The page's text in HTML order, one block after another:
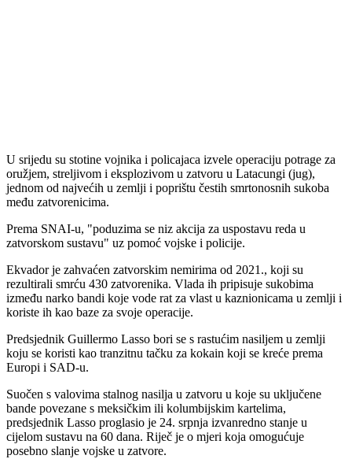
U srijedu su stotine vojnika i policajaca izvele operaciju potrage za
oružjem, streljivom i eksplozivom u zatvoru u Latacungi (jug),
jednom od najvećih u zemlji i poprištu čestih smrtonosnih sukoba
među zatvorenicima.
Prema SNAI-u, "poduzima se niz akcija za uspostavu reda u
zatvorskom sustavu" uz pomoć vojske i policije.
Ekvador je zahvaćen zatvorskim nemirima od 2021., koji su
rezultirali smrću 430 zatvorenika. Vlada ih pripisuje sukobima
između narko bandi koje vode rat za vlast u kaznionicama u zemlji i
koriste ih kao baze za svoje operacije.
Predsjednik Guillermo Lasso bori se s rastućim nasiljem u zemlji
koju se koristi kao tranzitnu tačku za kokain koji se kreće prema
Europi i SAD-u.
Suočen s valovima stalnog nasilja u zatvoru u koje su uključene
bande povezane s meksičkim ili kolumbijskim kartelima,
predsjednik Lasso proglasio je 24. srpnja izvanredno stanje u
cijelom sustavu na 60 dana. Riječ je o mjeri koja omogućuje
posebno slanje vojske u zatvore.